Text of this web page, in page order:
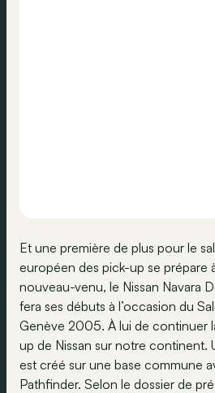
Et une première de plus pour le
européen des pick-up se prépare
nouveau-venu, le Nissan Navara
fera ses débuts à l’occasion du
Genève 2005. À lui de continuer
up de Nissan sur notre continent.
est créé sur une base commune
Pathfinder. Selon le dossier de